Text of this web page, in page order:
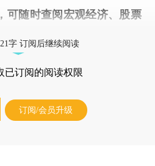
，可随时查阅宏观经济、股票
字 订阅后继续阅读
已订阅的阅读权限
订阅/会员升级